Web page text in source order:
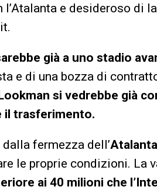
e desideroso di
già a uno stadio
e di una bozza di
si vedrebbe già
il trasferimento.
fermezza dell’Atalanta
le proprie condizioni. La
ai 40 milioni che